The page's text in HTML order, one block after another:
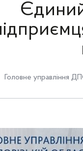
Головне управління